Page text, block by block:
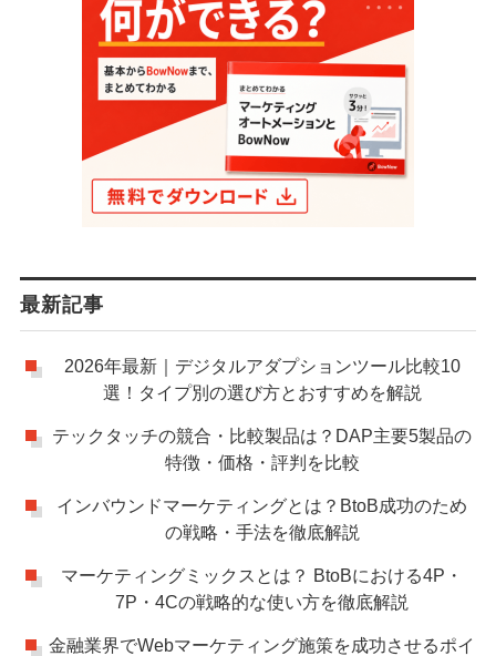
最新記事
2026年最新｜デジタルアダプションツール比較10
選！タイプ別の選び方とおすすめを解説
テックタッチの競合・比較製品は？DAP主要5製品の
特徴・価格・評判を比較
インバウンドマーケティングとは？BtoB成功のため
の戦略・手法を徹底解説
マーケティングミックスとは？ BtoBにおける4P・
7P・4Cの戦略的な使い方を徹底解説
金融業界でWebマーケティング施策を成功させるポイ